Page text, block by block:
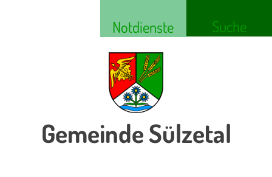
Notdienste Suche
Gemeinde Sülzetal